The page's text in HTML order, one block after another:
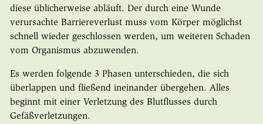
diese üblicherweise abläuft. Der durch eine Wunde
verursachte Barriereverlust muss vom Körper möglichst
schnell wieder geschlossen werden, um weiteren Schaden
vom Organismus abzuwenden.
Es werden folgende 3 Phasen unterschieden, die sich
überlappen und fließend ineinander übergehen. Alles
beginnt mit einer Verletzung des Blutflusses durch
Gefäßverletzungen.